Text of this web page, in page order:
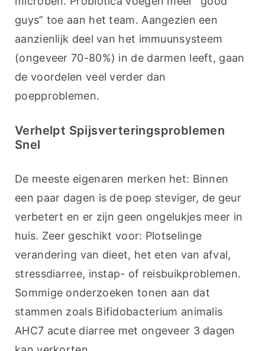
guys” toe aan het team. Aangezien een
aanzienlijk deel van het immuunsysteem
(ongeveer 70-80%) in de darmen leeft, gaan
de voordelen veel verder dan
poepproblemen.
Verhelpt Spijsverteringsproblemen
Snel
De meeste eigenaren merken het: Binnen
een paar dagen is de poep steviger, de geur
verbetert en er zijn geen ongelukjes meer in
huis. Zeer geschikt voor: Plotselinge
verandering van dieet, het eten van afval,
stressdiarree, instap- of reisbuikproblemen.
Sommige onderzoeken tonen aan dat
stammen zoals Bifidobacterium animalis
AHC7 acute diarree met ongeveer 3 dagen